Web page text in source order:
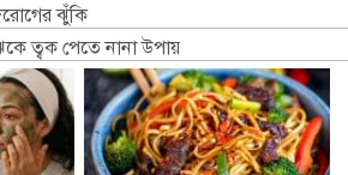
ঝুঁকি
ত্বক পেতে নানা উপায়